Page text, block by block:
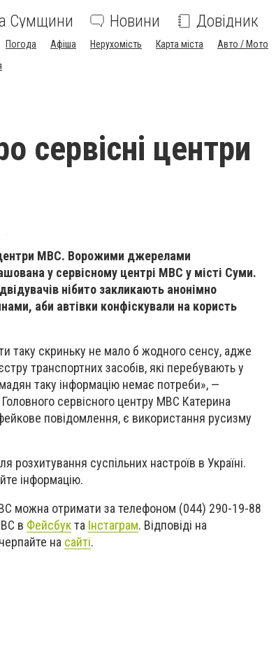
Сумщини Новини Довідник
Погода Афіша Нерухомість Карта міста
Авто / Мото
сервісні центри
центри МВС. Ворожими джерелами
у сервісному центрі МВС у місті Суми.
нібито закликають анонімно
аби автівки конфіскували на користь
таку скриньку не мало б жодного сенсу, адже
транспортних засобів, які перебувають у
таку інформацію немає потреби», —
сервісного центру МВС Катерина
повідомлення, є використання русизму
розхитування суспільних настроїв в Україні.
інформацію.
можна отримати за телефоном (044) 290-19-88
в Фейсбукта Інстаграм. Відповіді на
на сайті.